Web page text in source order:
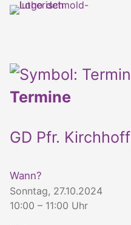
Termine
GD Pfr. Kirchhoff
Wann?
Sonntag, 27.10.2024
10:00 – 11:00 Uhr